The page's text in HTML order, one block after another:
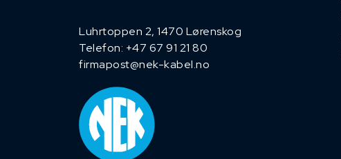
Luhrtoppen 2, 1470 Lørenskog
Telefon: +47 67 91 21 80
firmapost@nek-kabel.no